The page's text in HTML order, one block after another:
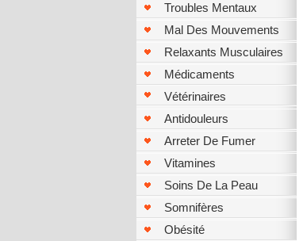
Troubles Mentaux
Mal Des Mouvements
Relaxants Musculaires
Médicaments
Vétérinaires
Antidouleurs
Arreter De Fumer
Vitamines
Soins De La Peau
Somnifères
Obésité